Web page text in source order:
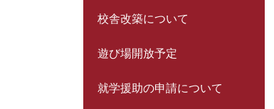
校舎改築について
遊び場開放予定
就学援助の申請について